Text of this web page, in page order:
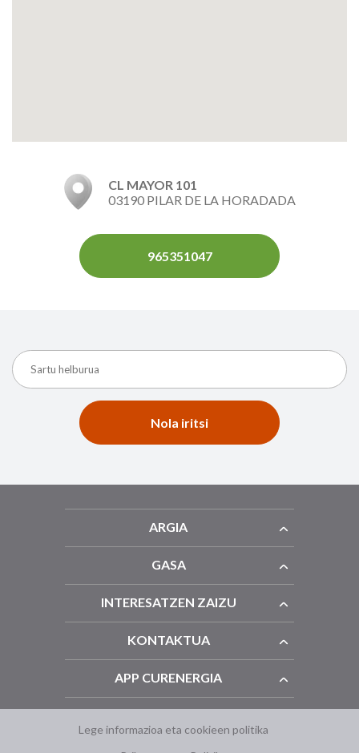
CL MAYOR 101
03190 PILAR DE LA HORADADA
965351047
Nola iritsi
ARGIA
GASA
INTERESATZEN ZAIZU
KONTAKTUA
APP CURENERGIA
Lege informazioa eta cookieen politika